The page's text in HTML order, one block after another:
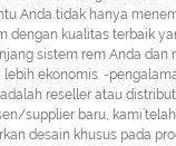
Anda tidak hanya
dengan kualitas terbaik
sistem rem Anda dan
ekonomis. -
adalah reseller atau
supplier baru,
desain khusus pada